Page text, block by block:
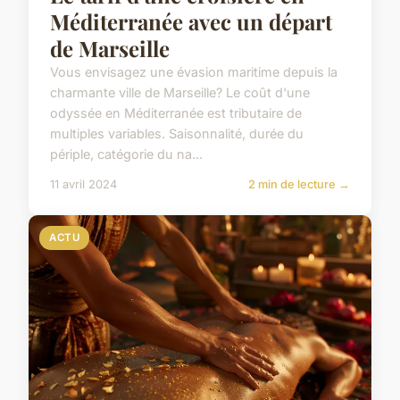
Méditerranée avec un départ
de Marseille
Vous envisagez une évasion maritime depuis la
charmante ville de Marseille? Le coût d'une
odyssée en Méditerranée est tributaire de
multiples variables. Saisonnalité, durée du
périple, catégorie du na...
11 avril 2024 2 min de lecture →
ACTU